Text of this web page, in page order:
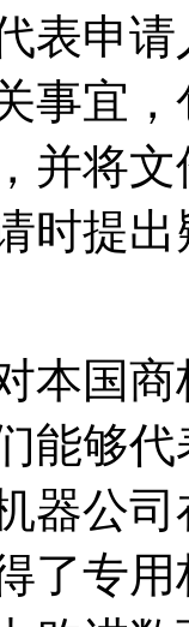
表申
事宜
并将
时提
本国
能够
器公
了专